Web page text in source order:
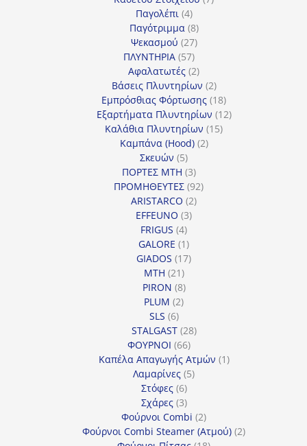
Παγολέπι 44
προϊόντα
Παγότριμμα 88
προϊόντα
Ψεκασμού 2727
προϊόντα
ΠΛΥΝΤΗΡΙΑ 5757
προϊόντα
Αφαλατωτές 22
προϊόντα
Βάσεις Πλυντηρίων 22
προϊόντα
Εμπρόσθιας Φόρτωσης 1818
προϊόντα
Εξαρτήματα Πλυντηρίων 1212
Καλάθια Πλυντηρίων 1515
Καμπάνα (Hood) 22
Σκευών 55
προϊόντα
ΠΟΡΤΕΣ MTH 33
προϊόντα
ΠΡΟΜΗΘΕΥΤΕΣ 9292
ARISTARCO 22
EFFEUNO 33
FRIGUS 44
προϊόντα
GALORE 11
προϊόν
GIADOS 1717
MTH 2121
προϊόντα
PIRON 88
προϊόντα
PLUM 22
SLS 66
προϊόντα
STALGAST 2828
ΦΟΥΡΝΟΙ 6666
προϊόντα
Καπέλα Απαγωγής Ατμών 11
Λαμαρίνες 55
Στόφες 66
προϊόντα
Σχάρες 33
προϊόντα
Φούρνοι Combi 22
προϊόντα
Φούρνοι Combi Steamer (Ατμού) 22